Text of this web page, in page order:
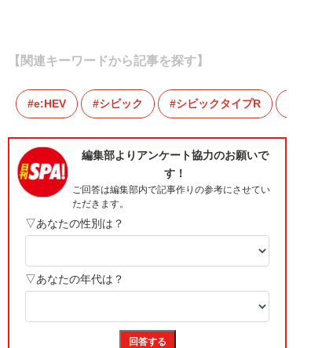
【関連キーワードから記事を探す】
e:HEV シビック シビックタイプR